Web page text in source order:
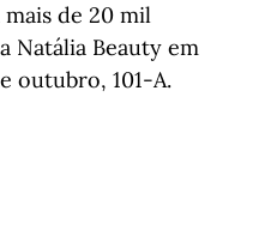
de 20 mil
Natália Beauty em
outubro, 101-A.